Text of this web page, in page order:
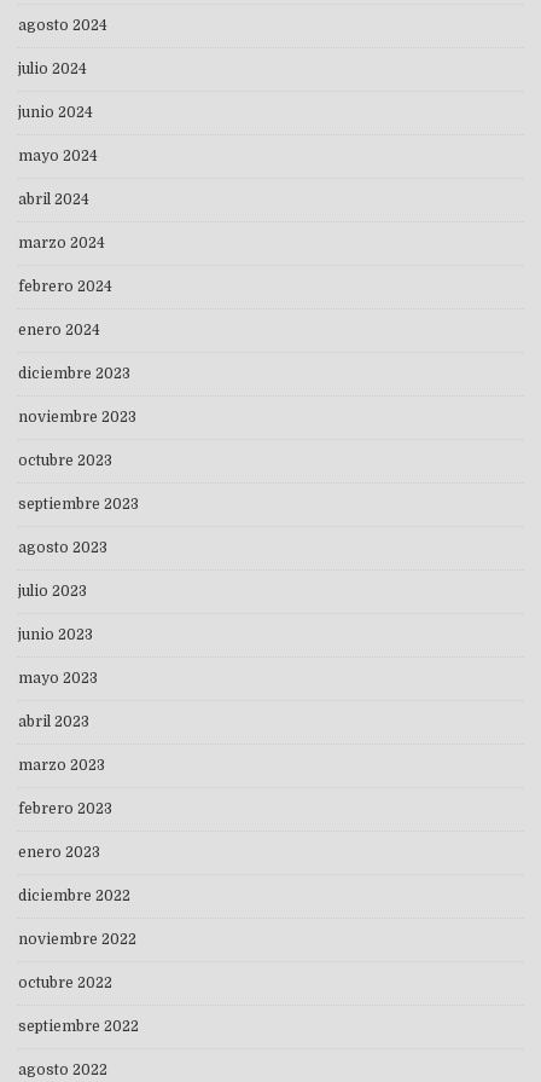
agosto 2024
julio 2024
junio 2024
mayo 2024
abril 2024
marzo 2024
febrero 2024
enero 2024
diciembre 2023
noviembre 2023
octubre 2023
septiembre 2023
agosto 2023
julio 2023
junio 2023
mayo 2023
abril 2023
marzo 2023
febrero 2023
enero 2023
diciembre 2022
noviembre 2022
octubre 2022
septiembre 2022
agosto 2022